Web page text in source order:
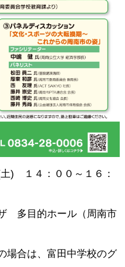
) １４：００～１６：
多目的ホール（周南市
は、富田中学校のグ